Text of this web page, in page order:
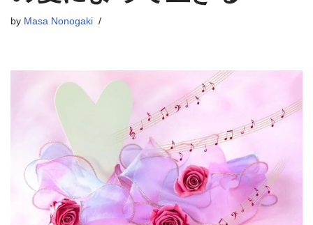
by Masa Nonogaki